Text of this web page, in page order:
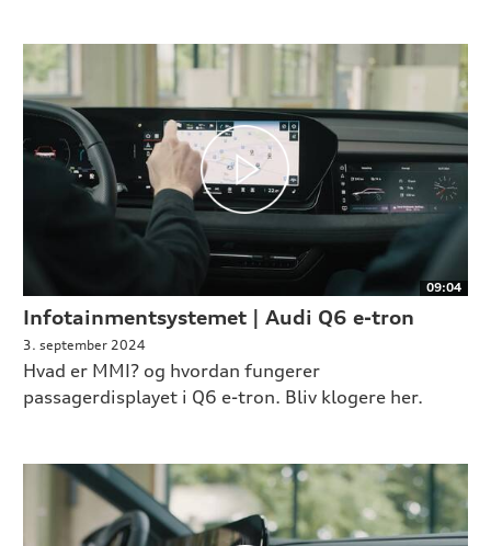
09:04
Infotainmentsystemet | Audi Q6 e-tron
3. september 2024
Hvad er MMI? og hvordan fungerer
passagerdisplayet i Q6 e-tron. Bliv klogere her.